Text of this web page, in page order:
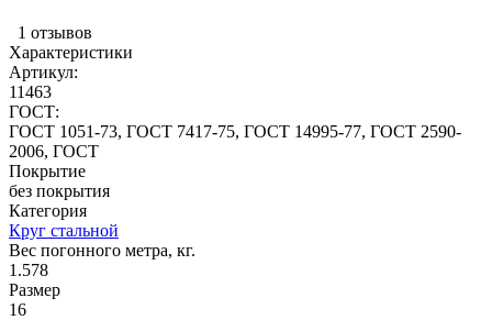
1 отзывов
Характеристики
Артикул:
11463
ГОСТ:
ГОСТ 1051-73, ГОСТ 7417-75, ГОСТ 14995-77, ГОСТ 2590-
2006, ГОСТ
Покрытие
без покрытия
Категория
Круг стальной
Вес погонного метра, кг.
1.578
Размер
16